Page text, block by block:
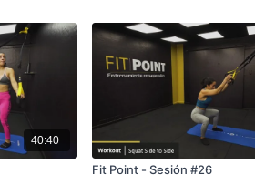
40:40
Fit Point - Sesión #26